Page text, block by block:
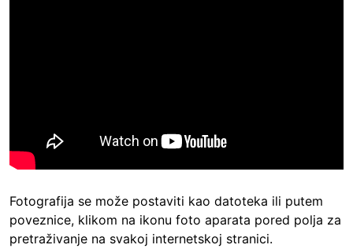
Fotografija se može postaviti kao datoteka ili putem
poveznice, klikom na ikonu foto aparata pored polja za
pretraživanje na svakoj internetskoj stranici.